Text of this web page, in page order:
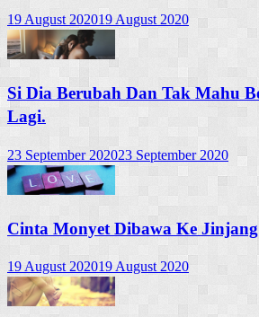
19 August 202019 August 2020
Si Dia Berubah Dan Tak Mahu
Lagi.
23 September 202023 September 2020
Cinta Monyet Dibawa Ke
19 August 202019 August 2020